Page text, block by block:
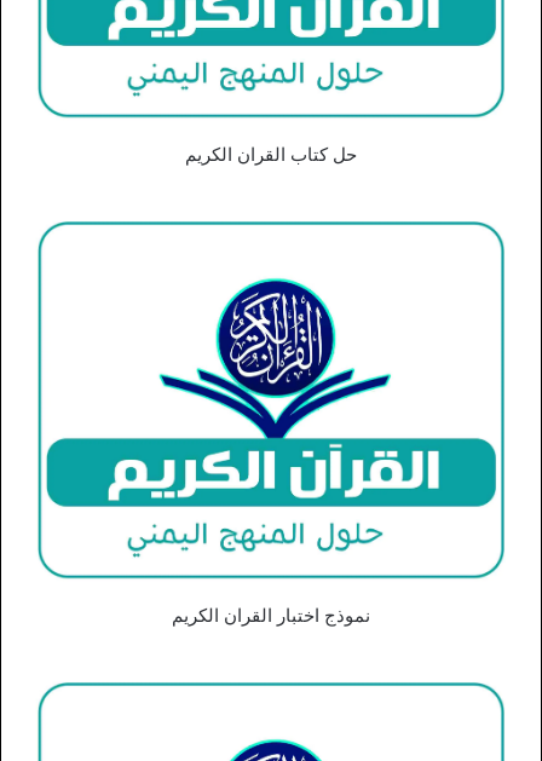
حل كتاب القران الكريم
نموذج اختبار القران الكريم